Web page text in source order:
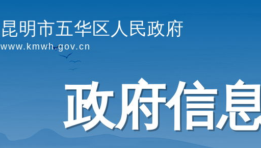
昆明市五华区人民政府
www.kmwh.gov.cn
政府信